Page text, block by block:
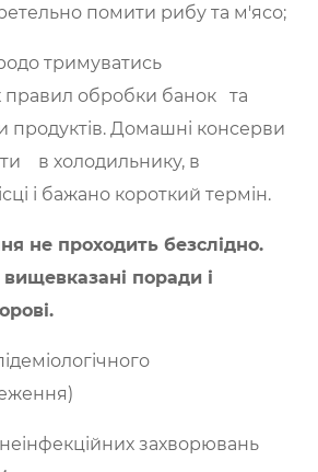
помити рибу та м'ясо;
тримуватись
правил обробки банок та
продуктів. Домашні консерви
в холодильнику, в
і бажано короткий термін.
не проходить безслідно.
поради і
неінфекційних захворювань